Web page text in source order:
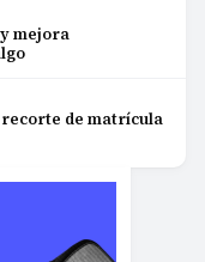
mejora
de matrícula